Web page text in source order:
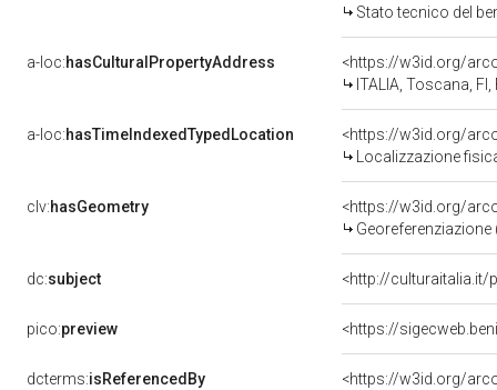
Stato tecnico del
a-loc:hasCulturalPropertyAddress
<https://w3id.org/
ITALIA, Toscana, FI,
a-loc:hasTimeIndexedTypedLocation
<https://w3id.org/
Localizzazione
clv:hasGeometry
<https://w3id.org/
dc:subject <http://culturaitalia.it/
pico:preview <https://
dcterms:isReferencedBy
<https://w3id.org/